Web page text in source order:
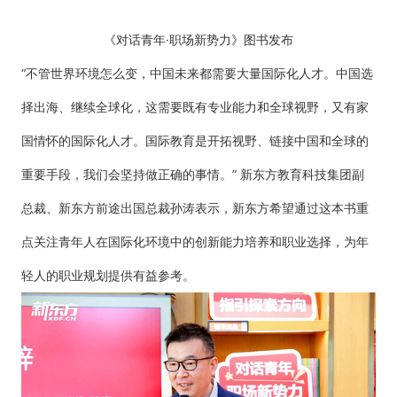
《对话青年·职场新势力》图书发布
“不管世界环境怎么变，中国未来都需要大量国际化人才。中国选
择出海、继续全球化，这需要既有专业能力和全球视野，又有家
国情怀的国际化人才。国际教育是开拓视野、链接中国和全球的
重要手段，我们会坚持做正确的事情。” 新东方教育科技集团副
总裁、新东方前途出国总裁孙涛表示，新东方希望通过这本书重
点关注青年人在国际化环境中的创新能力培养和职业选择，为年
轻人的职业规划提供有益参考。